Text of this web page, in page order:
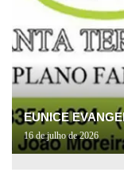
EUNICE
16 de julho de 2026